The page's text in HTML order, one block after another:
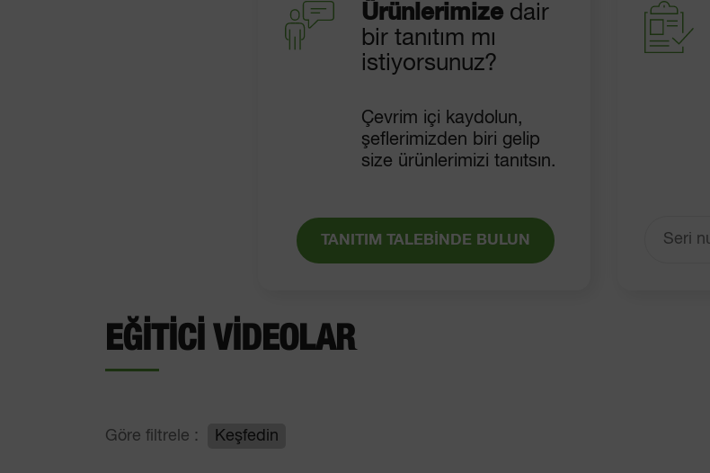
Ürünlerimize dair
bir tanıtım mı
istiyorsunuz?
Çevrim içi kaydolun,
şeflerimizden biri gelip
size ürünlerimizi tanıtsın.
TANITIM TALEBİNDE BULUN
EĞITICI VIDEOLAR
Göre filtrele : Keşfedin